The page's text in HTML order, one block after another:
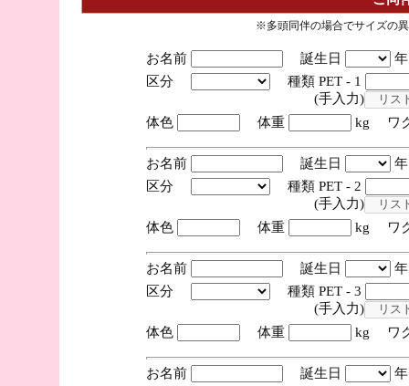
※多頭同伴の場合でサイズの
お名前 誕生日
区分
種類 PET - 1
(手入力)
体色
体重 kg ワ
お名前 誕生日
区分
種類 PET - 2
(手入力)
体色
体重 kg ワ
お名前 誕生日
区分
種類 PET - 3
(手入力)
体色
体重 kg ワ
お名前 誕生日